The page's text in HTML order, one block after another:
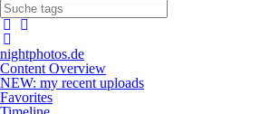
nightphotos.de
Content Overview
NEW: my recent uploads
Favorites